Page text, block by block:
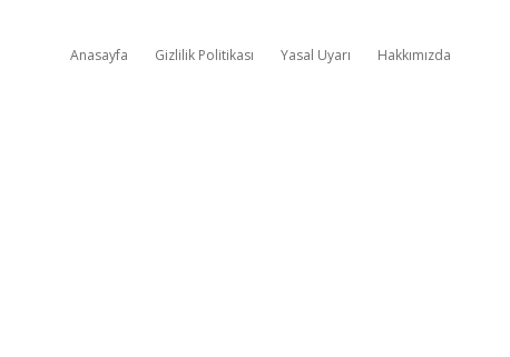
Anasayfa Gizlilik Politikası Yasal Uyarı Hakkımızda